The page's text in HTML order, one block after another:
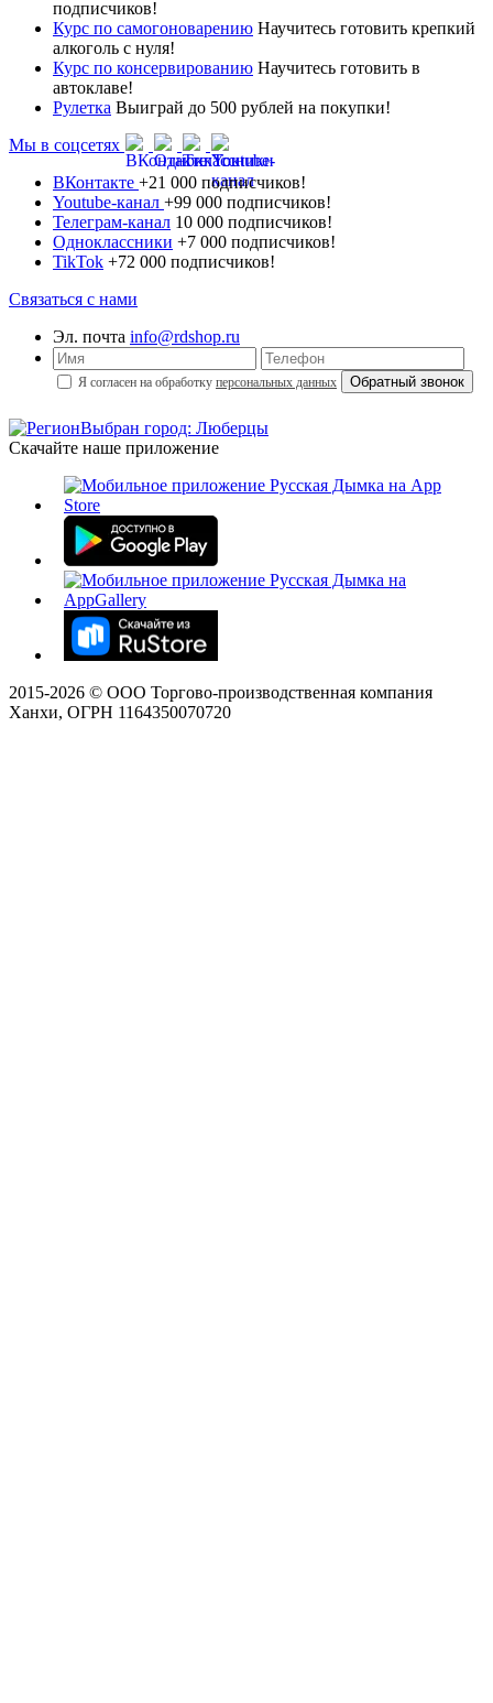
подписчиков!
Курс по самогоноварению Научитесь готовить крепкий
алкоголь с нуля!
Курс по консервированию Научитесь готовить в
автоклаве!
Рулетка Выиграй до 500 рублей на покупки!
Мы в соцсетях
ВКонтакте +21 000 подписчиков!
Youtube-канал +99 000 подписчиков!
Телеграм-канал 10 000 подписчиков!
Одноклассники +7 000 подписчиков!
TikTok +72 000 подписчиков!
Связаться с нами
Эл. почта info@rdshop.ru
Я согласен на обработку персональных данных
Выбран город: Люберцы
Скачайте наше приложение
2015-2026 © ООО Торгово-производственная компания
Ханхи, ОГРН 1164350070720